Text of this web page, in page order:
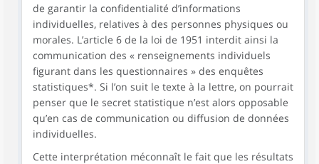
de garantir la confidentialité d’informations
individuelles, relatives à des personnes physiques ou
morales. L’article 6 de la loi de 1951 interdit ainsi la
communication des « renseignements individuels
figurant dans les questionnaires » des enquêtes
statistiques*. Si l’on suit le texte à la lettre, on pourrait
penser que le secret statistique n’est alors opposable
qu’en cas de communication ou diffusion de données
individuelles.
Cette interprétation méconnaît le fait que les résultats